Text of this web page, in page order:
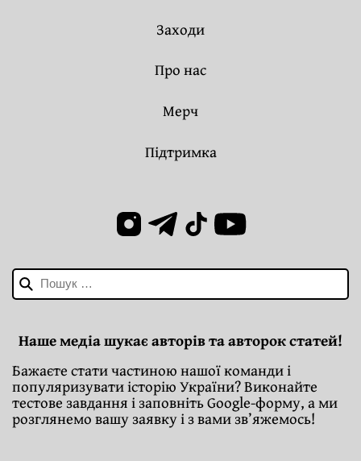
Пошук:
Заходи
Про нас
Мерч
Підтримка
Наше медіа шукає авторів та авторок статей!
Бажаєте стати частиною нашої команди і
популяризувати історію України? Виконайте
тестове завдання і заповніть Google-форму, а ми
розглянемо вашу заявку і з вами зв’яжемось!